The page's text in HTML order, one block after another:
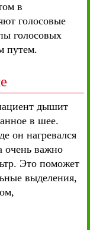
в
голосовые
голосовых
путем.
дышит
в шее.
он нагревался
очень важно
Это поможет
выделения,